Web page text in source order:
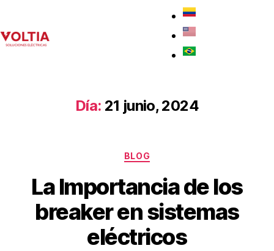
Día: 21 junio, 2024
BLOG
La Importancia de los
breaker en sistemas
eléctricos